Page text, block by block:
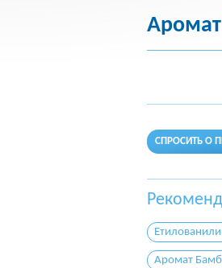
СПРОСИТЬ О
Аромат